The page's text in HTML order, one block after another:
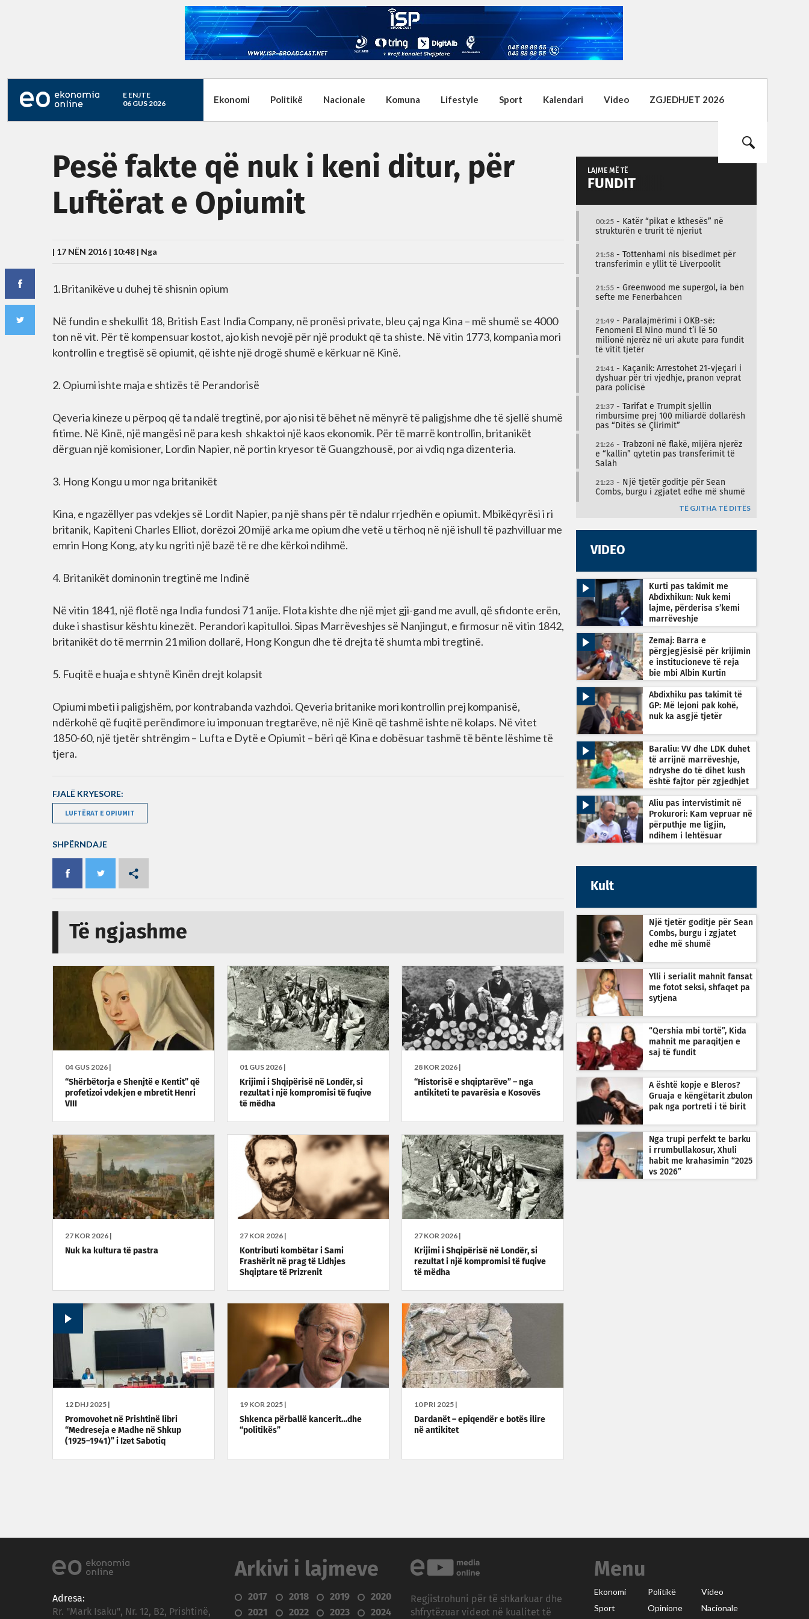
E ENJTE
06 GUS 2026
Ekonomi Politikë Nacionale Komuna Lifestyle Sport Kalendari Video ZGJEDHJET 2026
Pesë fakte që nuk i keni ditur, për
Luftërat e Opiumit
| 17 NËN 2016 | 10:48 | Nga
1.Britanikëve u duhej të shisnin opium
Në fundin e shekullit 18, British East India Company, në pronësi private, bleu çaj nga Kina – më shumë se 4000
ton në vit. Për të kompensuar kostot, ajo kish nevojë për një produkt që ta shiste. Në vitin 1773, kompania mori
kontrollin e tregtisë së opiumit, që ishte një drogë shumë e kërkuar në Kinë.
2. Opiumi ishte maja e shtizës të Perandorisë
Qeveria kineze u përpoq që ta ndalë tregtinë, por ajo nisi të bëhet në mënyrë të paligjshme dhe të sjellë shumë
fitime. Në Kinë, një mangësi në para kesh shkaktoi një kaos ekonomik. Për të marrë kontrollin, britanikët
dërguan një komisioner, Lordin Napier, në portin kryesor të Guangzhousë, por ai vdiq nga dizenteria.
3. Hong Kongu u mor nga britanikët
Kina, e ngazëllyer pas vdekjes së Lordit Napier, pa një shans për të ndalur rrjedhën e opiumit. Mbikëqyrësi i ri
britanik, Kapiteni Charles Elliot, dorëzoi 20 mijë arka me opium dhe vetë u tërhoq në një ishull të pazhvilluar me
emrin Hong Kong, aty ku ngriti një bazë të re dhe kërkoi ndihmë.
4. Britanikët dominonin tregtinë me Indinë
Në vitin 1841, një flotë nga India fundosi 71 anije. Flota kishte dhe një mjet gji-gand me avull, që sfidonte erën,
duke i shastisur kështu kinezët. Perandori kapitulloi. Sipas Marrëveshjes së Nanjingut, e firmosur në vitin 1842,
britanikët do të merrnin 21 milion dollarë, Hong Kongun dhe të drejta të shumta mbi tregtinë.
5. Fuqitë e huaja e shtynë Kinën drejt kolapsit
Opiumi mbeti i paligjshëm, por kontrabanda vazhdoi. Qeveria britanike mori kontrollin prej kompanisë,
ndërkohë që fuqitë perëndimore iu imponuan tregtarëve, në një Kinë që tashmë ishte në kolaps. Në vitet
1850-60, një tjetër shtrëngim – Lufta e Dytë e Opiumit – bëri që Kina e dobësuar tashmë të bënte lëshime të
tjera.
FJALË KRYESORE:
LUFTËRAT E OPIUMIT
SHPËRNDAJE
Të ngjashme
04 GUS 2026 |
“Shërbëtorja e Shenjtë e Kentit” që
profetizoi vdekjen e mbretit Henri
VIII
01 GUS 2026 |
Krijimi i Shqipërisë në Londër, si
rezultat i një kompromisi të fuqive
të mëdha
28 KOR 2026 |
“Historisë e shqiptarëve” – nga
antikiteti te pavarësia e Kosovës
27 KOR 2026 |
Nuk ka kultura të pastra
27 KOR 2026 |
Kontributi kombëtar i Sami
Frashërit në prag të Lidhjes
Shqiptare të Prizrenit
27 KOR 2026 |
Krijimi i Shqipërisë në Londër, si
rezultat i një kompromisi të fuqive
të mëdha
12 DHJ 2025 |
Promovohet në Prishtinë libri
“Medreseja e Madhe në Shkup
(1925–1941)” i Izet Sabotiq
19 KOR 2025 |
Shkenca përballë kancerit…dhe
“politikës”
10 PRI 2025 |
Dardanët – epiqendër e botës ilire
në antikitet
LAJME MË TË
FUNDIT
00:25 - Katër “pikat e kthesës” në
strukturën e trurit të njeriut
21:58 - Tottenhami nis bisedimet për
transferimin e yllit të Liverpoolit
21:55 - Greenwood me supergol, ia bën
sefte me Fenerbahcen
21:49 - Paralajmërimi i OKB-së:
Fenomeni El Nino mund t’i lë 50
milionë njerëz në uri akute para fundit
të vitit tjetër
21:41 - Kaçanik: Arrestohet 21-vjeçari i
dyshuar për tri vjedhje, pranon veprat
para policisë
21:37 - Tarifat e Trumpit sjellin
rimbursime prej 100 miliardë dollarësh
pas “Ditës së Çlirimit”
21:26 - Trabzoni në flakë, mijëra njerëz
e “kallin” qytetin pas transferimit të
Salah
21:23 - Një tjetër goditje për Sean
Combs, burgu i zgjatet edhe më shumë
TË GJITHA TË DITËS
VIDEO
Kurti pas takimit me
Abdixhikun: Nuk kemi
lajme, përderisa s’kemi
marrëveshje
Zemaj: Barra e
përgjegjësisë për krijimin
e institucioneve të reja
bie mbi Albin Kurtin
Abdixhiku pas takimit të
GP: Më lejoni pak kohë,
nuk ka asgjë tjetër
Baraliu: VV dhe LDK duhet
të arrijnë marrëveshje,
ndryshe do të dihet kush
është fajtor për zgjedhjet
Aliu pas intervistimit në
Prokurori: Kam vepruar në
përputhje me ligjin,
ndihem i lehtësuar
Kult
Një tjetër goditje për Sean
Combs, burgu i zgjatet
edhe më shumë
Ylli i serialit mahnit fansat
me fotot seksi, shfaqet pa
sytjena
“Qershia mbi tortë”, Kida
mahnit me paraqitjen e
saj të fundit
A është kopje e Bleros?
Gruaja e këngëtarit zbulon
pak nga portreti i të birit
Nga trupi perfekt te barku
i rrumbullakosur, Xhuli
habit me krahasimin “2025
vs 2026”
Adresa:
Rr. "Mark Isaku", Nr. 12, B2, Prishtinë,
Arkivi i lajmeve
2017 2018 2019
2020
2021
2022 2023 2024
Regjistrohuni për të shkarkuar dhe
shfrytëzuar videot në kualitet të
Menu
Ekonomi Politikë
Video
Sport
Opinione Nacionale